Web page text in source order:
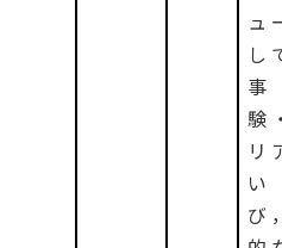
ュ
し
験
リ
び